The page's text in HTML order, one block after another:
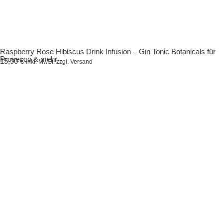
Raspberry Rose Hibiscus Drink Infusion – Gin Tonic Botanicals für
Prosecco & mehr
15,90€ inkl. MwSt. zzgl. Versand